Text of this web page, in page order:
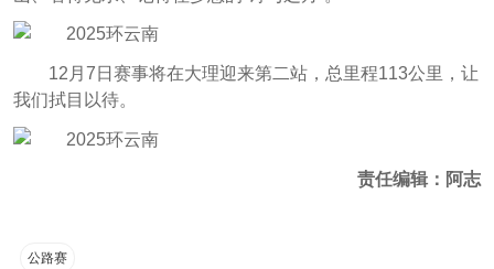
12月7日赛事将在大理迎来第二站，总里程113公里，让
我们拭目以待。
责任编辑：阿志
公路赛